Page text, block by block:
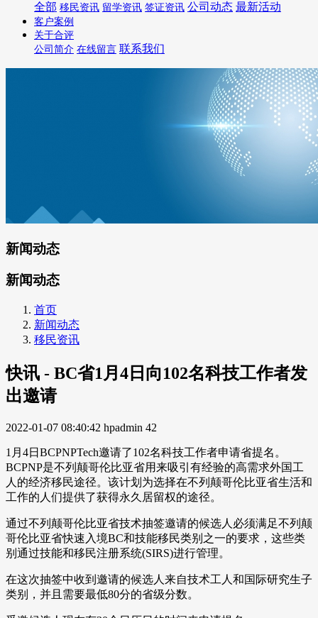
全部 移民资讯 留学资讯 签证资讯 公司动态 最新活动
客户案例
关于合评
公司简介 在线留言 联系我们
新闻动态
新闻动态
首页
新闻动态
移民资讯
快讯 - BC省1月4日向102名科技工作者发
出邀请
2022-01-07 08:40:42 hpadmin 42
1月4日BCPNPTech邀请了102名科技工作者申请省提名。
BCPNP是不列颠哥伦比亚省用来吸引有经验的高需求外国工
人的经济移民途径。该计划为选择在不列颠哥伦比亚省生活和
工作的人们提供了获得永久居留权的途径。
通过不列颠哥伦比亚省技术抽签邀请的候选人必须满足不列颠
哥伦比亚省快速入境BC和技能移民类别之一的要求，这些类
别通过技能和移民注册系统(SIRS)进行管理。
在这次抽签中收到邀请的候选人来自技术工人和国际研究生子
类别，并且需要最低80分的省级分数。